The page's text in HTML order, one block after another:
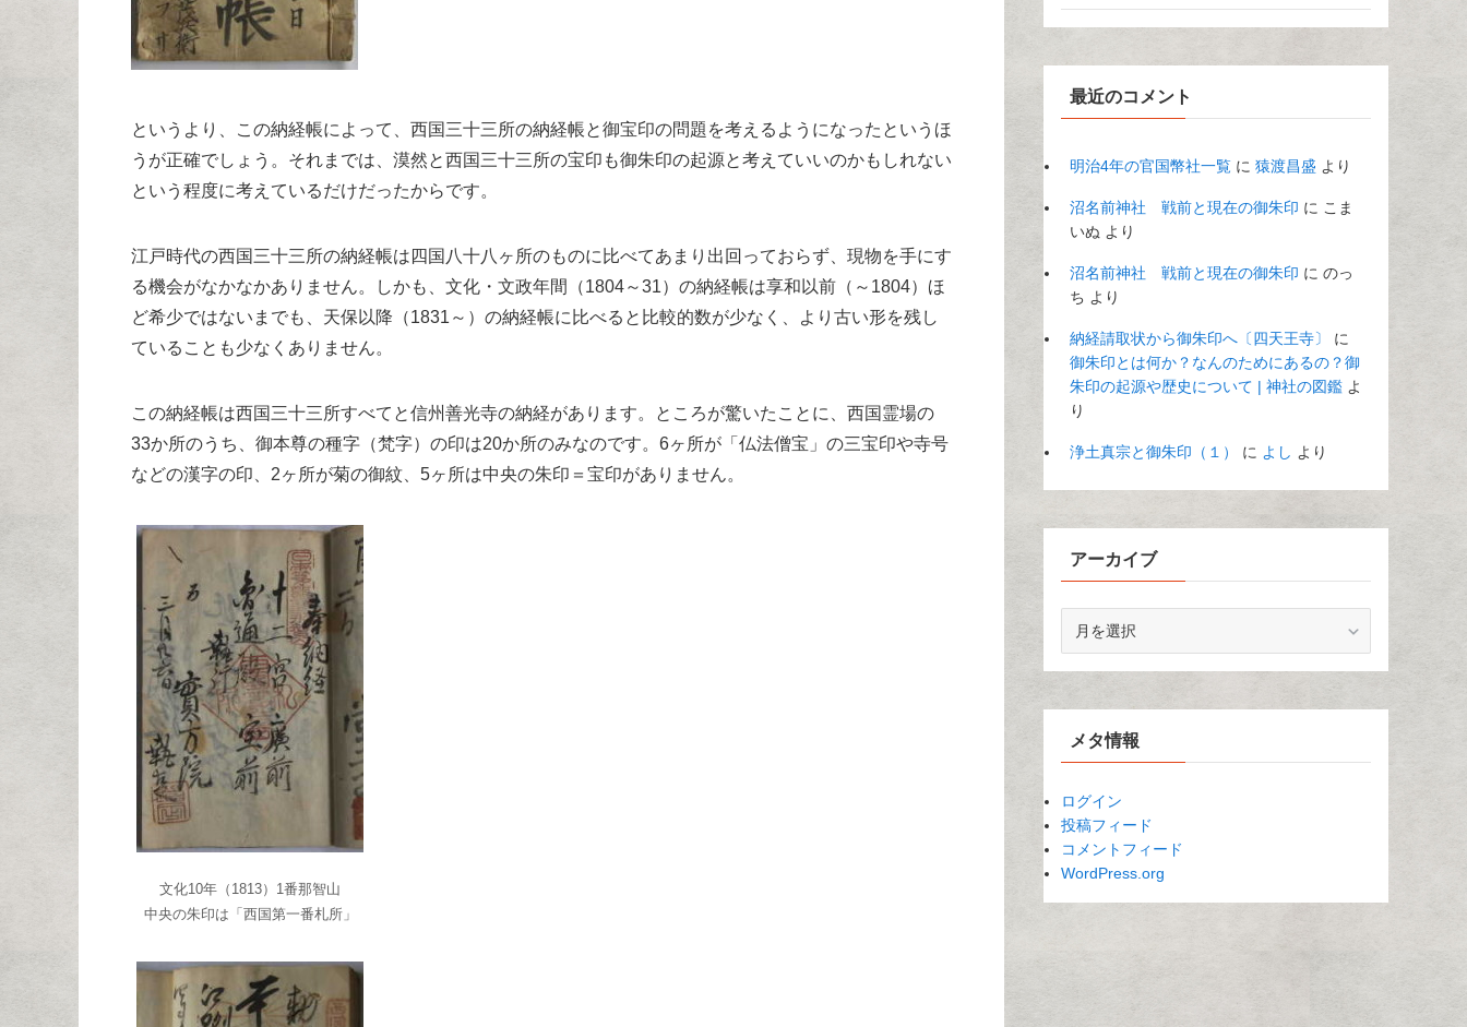
というより、この納経帳によって、西国三十三所の納経帳と御宝印の問題を考えるようになったというほ
うが正確でしょう。それまでは、漠然と西国三十三所の宝印も御朱印の起源と考えていいのかもしれない
という程度に考えているだけだったからです。
江戸時代の西国三十三所の納経帳は四国八十八ヶ所のものに比べてあまり出回っておらず、現物を手にす
る機会がなかなかありません。しかも、文化・文政年間（1804～31）の納経帳は享和以前（～1804）ほ
ど希少ではないまでも、天保以降（1831～）の納経帳に比べると比較的数が少なく、より古い形を残し
ていることも少なくありません。
この納経帳は西国三十三所すべてと信州善光寺の納経があります。ところが驚いたことに、西国霊場の
33か所のうち、御本尊の種字（梵字）の印は20か所のみなのです。6ヶ所が「仏法僧宝」の三宝印や寺号
などの漢字の印、2ヶ所が菊の御紋、5ヶ所は中央の朱印＝宝印がありません。
文化10年（1813）1番那智山
中央の朱印は「西国第一番札所」
最近のコメント
明治4年の官国幣社一覧 に 猿渡昌盛 より
沼名前神社 戦前と現在の御朱印 に こま
いぬ より
沼名前神社 戦前と現在の御朱印 に のっ
ち より
納経請取状から御朱印へ〔四天王寺〕
に
御朱印とは何か？なんのためにあるの？御
朱印の起源や歴史について | 神社の図鑑 よ
り
浄土真宗と御朱印（１） に よし より
アーカイブ
ブ
メタ情報
ログイン
投稿フィード
コメントフィード
WordPress.org